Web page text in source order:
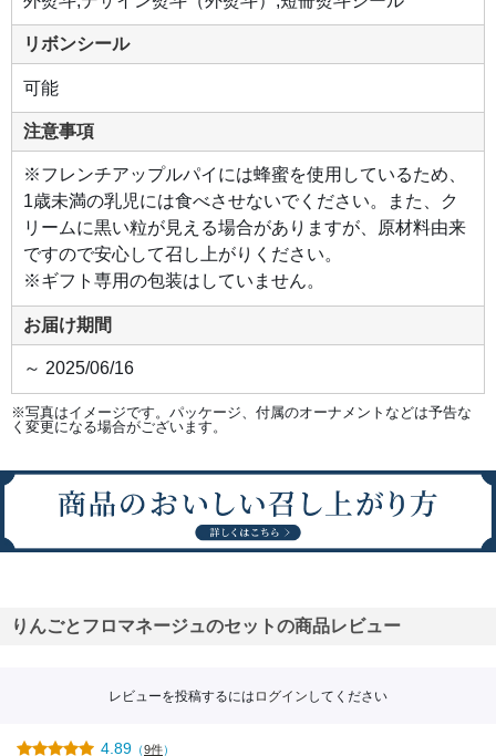
リボンシール
可能
注意事項
※フレンチアップルパイには蜂蜜を使用しているため、
1歳未満の乳児には食べさせないでください。また、ク
リームに黒い粒が見える場合がありますが、原材料由来
ですので安心して召し上がりください。
※ギフト専用の包装はしていません。
お届け期間
～ 2025/06/16
※写真はイメージです。パッケージ、付属のオーナメントなどは予告な
く変更になる場合がございます。
りんごとフロマネージュのセットの商品レビュー
レビューを投稿するには ログイン してください
4.89 （9件）